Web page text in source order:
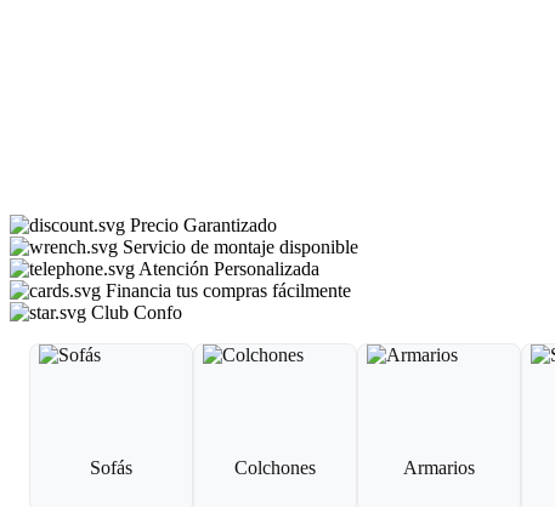
Precio Garantizado
Servicio de montaje disponible
Atención Personalizada
Financia tus compras fácilmente
Club Confo
Sofás Colchones Armarios